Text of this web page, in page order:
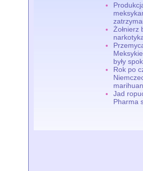
Żołnierz
były
Rok po
Jad
Pharma